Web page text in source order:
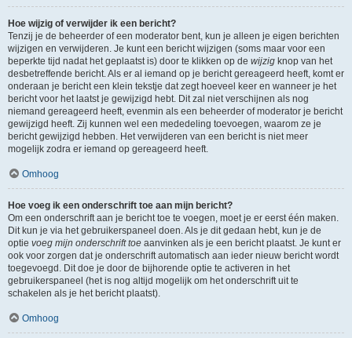
Hoe wijzig of verwijder ik een bericht?
Tenzij je de beheerder of een moderator bent, kun je alleen je eigen berichten
wijzigen en verwijderen. Je kunt een bericht wijzigen (soms maar voor een
beperkte tijd nadat het geplaatst is) door te klikken op de wijzig knop van het
desbetreffende bericht. Als er al iemand op je bericht gereageerd heeft, komt er
onderaan je bericht een klein tekstje dat zegt hoeveel keer en wanneer je het
bericht voor het laatst je gewijzigd hebt. Dit zal niet verschijnen als nog
niemand gereageerd heeft, evenmin als een beheerder of moderator je bericht
gewijzigd heeft. Zij kunnen wel een mededeling toevoegen, waarom ze je
bericht gewijzigd hebben. Het verwijderen van een bericht is niet meer
mogelijk zodra er iemand op gereageerd heeft.
Omhoog
Hoe voeg ik een onderschrift toe aan mijn bericht?
Om een onderschrift aan je bericht toe te voegen, moet je er eerst één maken.
Dit kun je via het gebruikerspaneel doen. Als je dit gedaan hebt, kun je de
optie voeg mijn onderschrift toe aanvinken als je een bericht plaatst. Je kunt er
ook voor zorgen dat je onderschrift automatisch aan ieder nieuw bericht wordt
toegevoegd. Dit doe je door de bijhorende optie te activeren in het
gebruikerspaneel (het is nog altijd mogelijk om het onderschrift uit te
schakelen als je het bericht plaatst).
Omhoog